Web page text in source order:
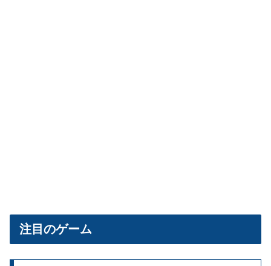
注目のゲーム